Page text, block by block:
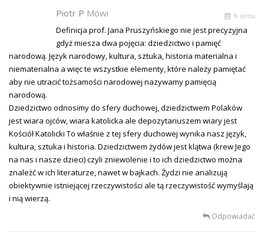
Piotr P Mówi % temu
Definicja prof. Jana Pruszyńskiego nie jest precyzyjna
gdyż miesza dwa pojęcia: dziedzictwo i pamięć
narodową. Język narodowy, kultura, sztuka, historia materialna i
niematerialna a więc te wszystkie elementy, które należy pamiętać
aby nie utracić tożsamości narodowej nazywamy pamięcią
narodową.
Dziedzictwo odnosimy do sfery duchowej, dziedzictwem Polaków
jest wiara ojców, wiara katolicka ale depozytariuszem wiary jest
Kościół Katolicki To właśnie z tej sfery duchowej wynika nasz język,
kultura, sztuka i historia. Dziedzictwem żydów jest klątwa (krew Jego
na nas i nasze dzieci) czyli zniewolenie i to ich dziedzictwo można
znależć w ich literaturze, nawet w bajkach. Żydzi nie analizują
obiektywnie istniejącej rzeczywistości ale tą rzeczywistość wymyślają
i nią wierzą.
Odpowiadać